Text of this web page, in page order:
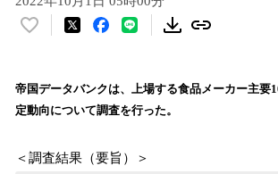
い
！
数
み
帝国データバンクは、上場する食品メーカー主要
定動向について調査を行った。
＜調査結果（要旨）＞